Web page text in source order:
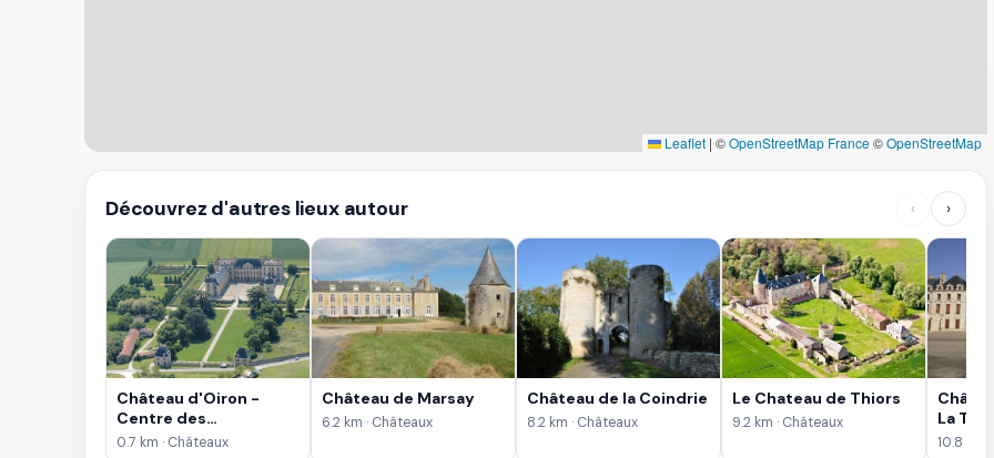
Leaflet | ©OpenStreetMap France©OpenStreetMap
Découvrez d'autres lieux autour ‹ ›
Château d'Oiron -
Centre des
Monuments Nationaux
0.7 km · Châteaux
Château de Marsay
6.2 km · Châteaux
Château de la Coindrie
8.2 km · Châteaux
Le Chateau de Thiors
9.2 km · Châteaux
La
10.8 km